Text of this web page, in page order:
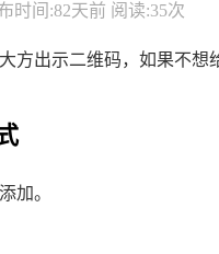
时间:82天前 阅读:35次
方出示二维码，如果不想
加。